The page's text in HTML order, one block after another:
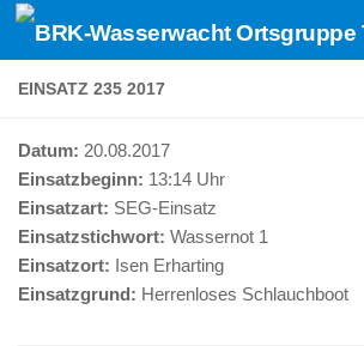
Zum Inhalt springen
EINSATZ 235 2017
Datum: 20.08.2017
Einsatzbeginn: 13:14 Uhr
Einsatzart: SEG-Einsatz
Einsatzstichwort: Wassernot 1
Einsatzort: Isen Erharting
Einsatzgrund: Herrenloses Schlauchboot